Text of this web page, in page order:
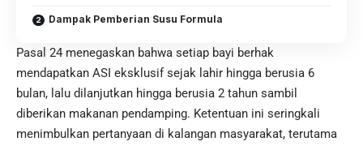
Dampak Pemberian Susu Formula
Pasal 24 menegaskan bahwa setiap bayi berhak
mendapatkan ASI eksklusif sejak lahir hingga berusia 6
bulan, lalu dilanjutkan hingga berusia 2 tahun sambil
diberikan makanan pendamping. Ketentuan ini seringkali
menimbulkan pertanyaan di kalangan masyarakat, terutama